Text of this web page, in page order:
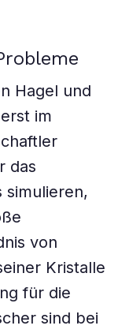
Hagel und
im
das
simulieren,
von
Kristalle
für die
sind bei